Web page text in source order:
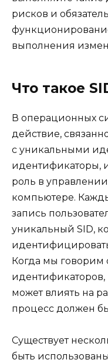
рисков и
выполнения
Что такое
В операционных
действие,
с уникальными
идентификаторы,
роль в
компьютере.
запись
уникальный SID,
Когда мы говорим
идентификаторов,
может влиять на
процесс должен
Существует
быть